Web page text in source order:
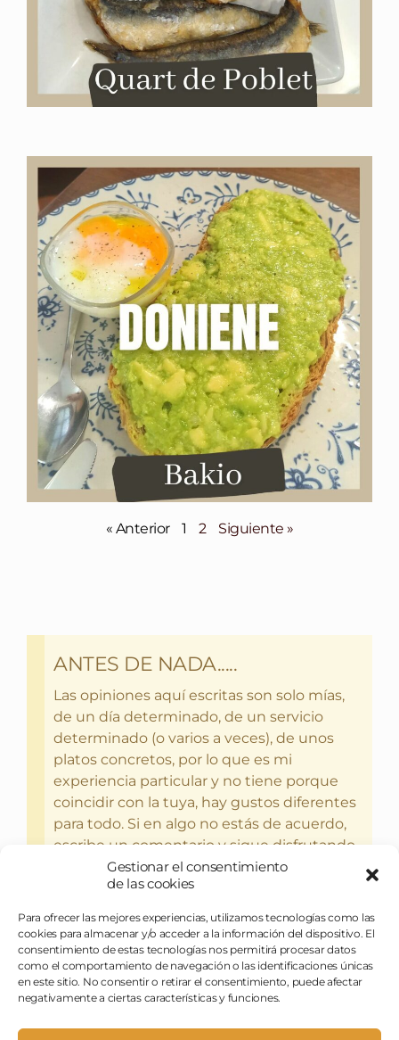
Gestionar el consentimiento
de las cookies
Para ofrecer las mejores experiencias, utilizamos tecnologías como las
cookies para almacenar y/o acceder a la información del dispositivo. El
consentimiento de estas tecnologías nos permitirá procesar datos
como el comportamiento de navegación o las identificaciones únicas
en este sitio. No consentir o retirar el consentimiento, puede afectar
negativamente a ciertas características y funciones.
« Anterior 1 2 Siguiente »
ANTES DE NADA.....
Las opiniones aquí escritas son solo mías,
de un día determinado, de un servicio
determinado (o varios a veces), de unos
platos concretos, por lo que es mi
experiencia particular y no tiene porque
coincidir con la tuya, hay gustos diferentes
para todo. Si en algo no estás de acuerdo,
escribe un comentario y sigue disfrutando
del bebercio y el glotoneo.